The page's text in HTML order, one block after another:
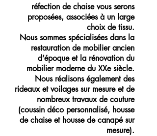
réfection de chaise vous serons
proposées, associées à un large
choix de tissu.
Nous sommes spécialisées dans la
restauration de mobilier ancien
d’époqueet la rénovation du
mobilier moderne du XXe siècle.
Nous réalisons également des
rideaux et voilages sur mesure et de
nombreux travaux de couture
(coussin déco personnalisé, housse
de chaise et housse de canapé sur
mesure).